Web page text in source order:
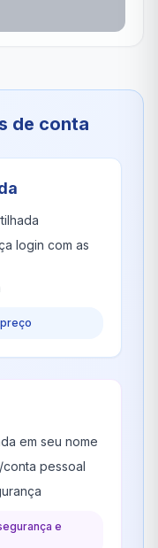
de conta
login com as
em seu nome
pessoal
e